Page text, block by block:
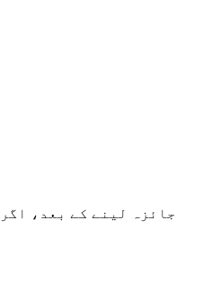
جائزہ لینے کے بعد،